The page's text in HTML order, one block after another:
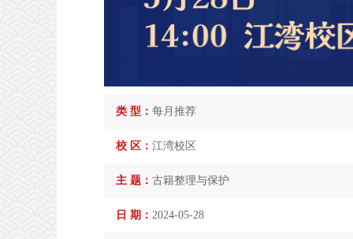
类 型： 每月推荐
校 区： 江湾校区
主 题： 古籍整理与保护
日 期： 2024-05-28